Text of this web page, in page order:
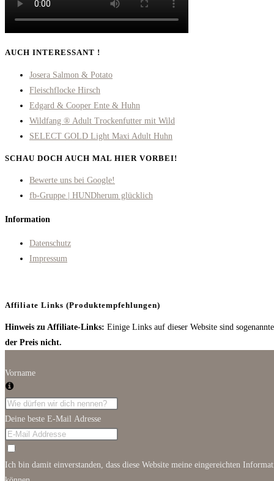
AUCH INTERESSANT !
Josera Salmon & Potato
Fleischflocke Hirsch
Edgard & Cooper Ente & Huhn
Wildfang ® Adult Trockenfutter mit Wild
SELECT GOLD Light Maxi Adult Huhn
SCHAU DOCH AUCH MAL HIER VORBEI!
Bewerte uns bei Google!
in
fb-Gruppe | HUNDherum glücklich
Information
Datenschutz
Impressum
Affiliate Links (Produktempfehlungen)
Hinweis zu Affiliate-Links: Einige Links auf dieser Website sind
der Preis nicht.
Vorname
Deine beste E-Mail Adresse
Ich bin damit einverstanden, dass diese Website meine eingereichten